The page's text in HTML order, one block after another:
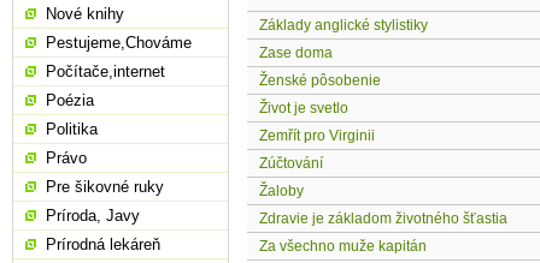
Základy anglické stylistiky
Zase doma
Ženské pôsobenie
Život je svetlo
Zemřít pro Virginii
Zúčtování
Žaloby
Zdravie je základom životného šťastia
Za všechno muže kapitán
Nové knihy
Pestujeme,Chováme
Počítače,internet
Poézia
Politika
Právo
Pre šikovné ruky
Príroda, Javy
Prírodná lekáreň